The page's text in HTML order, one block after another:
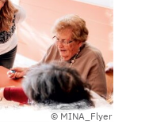
© MINA_Flyer